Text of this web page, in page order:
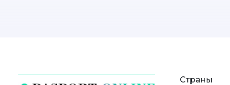
Страны